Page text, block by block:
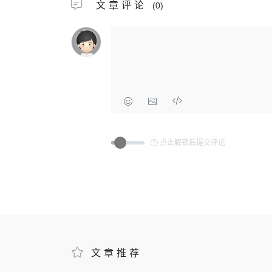
文章评论 (0)
点击解锁后提交评论
文章推荐